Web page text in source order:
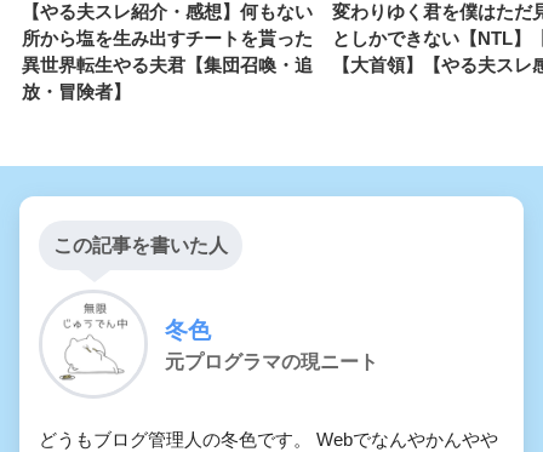
【やる夫スレ紹介・感想】何もない
所から塩を生み出すチートを貰った
異世界転生やる夫君【集団召喚・追
放・冒険者】
変わりゆく君を僕はただ
としかできない【NTL】
【大首領】【やる夫スレ
この記事を書いた人
冬色
元プログラマの現ニート
どうもブログ管理人の冬色です。 Webでなんやかんやや